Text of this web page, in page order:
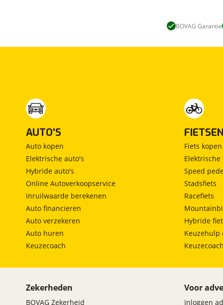
BOVAG Garantie
AUTO'S
Auto kopen
Elektrische auto's
Hybride auto's
Online Autoverkoopservice
Inruilwaarde berekenen
Auto financieren
Auto verzekeren
Auto huren
Keuzecoach
FIETSEN
Fiets kopen
Elektrische
Speed
Stadsfiets
Racefiets
Hybride
Keuzehulp
Keuzecoach
Zekerheden
BOVAG Zekerheid
Voor
Inloggen